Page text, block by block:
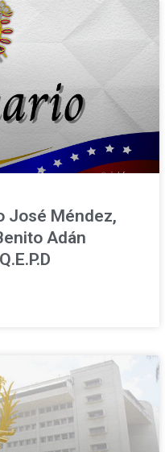
José Méndez,
Adán